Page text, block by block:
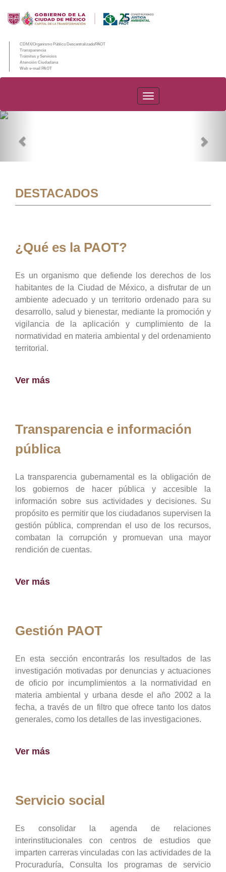
CDMX/Organismo Público Descentralizado/PAOT
Transparencia
Trámites y Servicios
Atención Ciudadana
Web e-mail PAOT
PAOT
DESTACADOS
¿Qué es la PAOT?
Es un organismo que defiende los derechos de los
habitantes de la Ciudad de México, a disfrutar de un
ambiente adecuado y un territorio ordenado para su
desarrollo, salud y bienestar, mediante la promoción y
vigilancia de la aplicación y cumplimiento de la
normatividad en materia ambiental y del ordenamiento
territorial.
Ver más
Transparencia e información
pública
La transparencia gubernamental es la obligación de
los gobiernos de hacer pública y accesible la
información sobre sus actividades y decisiones. Su
propósito es permitir que los ciudadanos supervisen la
gestión pública, comprendan el uso de los recursos,
combatan la corrupción y promuevan una mayor
rendición de cuentas.
Ver más
Gestión PAOT
En esta sección encontrarás los resultados de las
investigación motivadas por denuncias y actuaciones
de oficio por incumplimientos a la normatividad en
materia ambiental y urbana desde el año 2002 a la
fecha, a través de un filtro que ofrece tanto los datos
generales, como los detalles de las investigaciones.
Ver más
Servicio social
Es consolidar la agenda de relaciones
interinstitucionales con centros de estudios que
imparten carreras vinculadas con las actividades de la
Procuraduría, Consulta los programas de servicio